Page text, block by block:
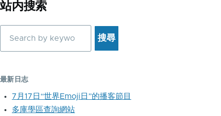
站内搜索
最新日志
7月17日“世界Emoji日”的播客節目
多庫學區查詢網站